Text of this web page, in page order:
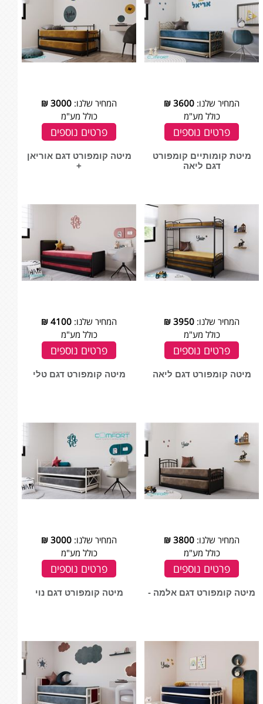
המחיר שלנו: 3600
₪
כולל מע"מ
פרטים נוספים
המחיר שלנו: 3000
₪
כולל מע"מ
פרטים נוספים
מיטת קומותיים קומפורט
דגם ליאה
המחיר שלנו: 3950
₪
כולל מע"מ
פרטים נוספים
מיטה קומפורט דגם אוריאן
+
המחיר שלנו: 4100
₪
כולל מע"מ
פרטים נוספים
מיטה קומפורט דגם ליאה
המחיר שלנו: 3800
₪
כולל מע"מ
פרטים נוספים
מיטה קומפורט דגם טלי
המחיר שלנו: 3000
₪
כולל מע"מ
פרטים נוספים
מיטה קומפורט דגם אלמה - מיטה קומפורט דגם נוי